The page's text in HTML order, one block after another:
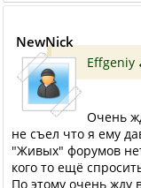
NewNick
Effgeniy
Очень
не съел что я ему
"Живых" форумов
кого то ещё
По этому очень жду